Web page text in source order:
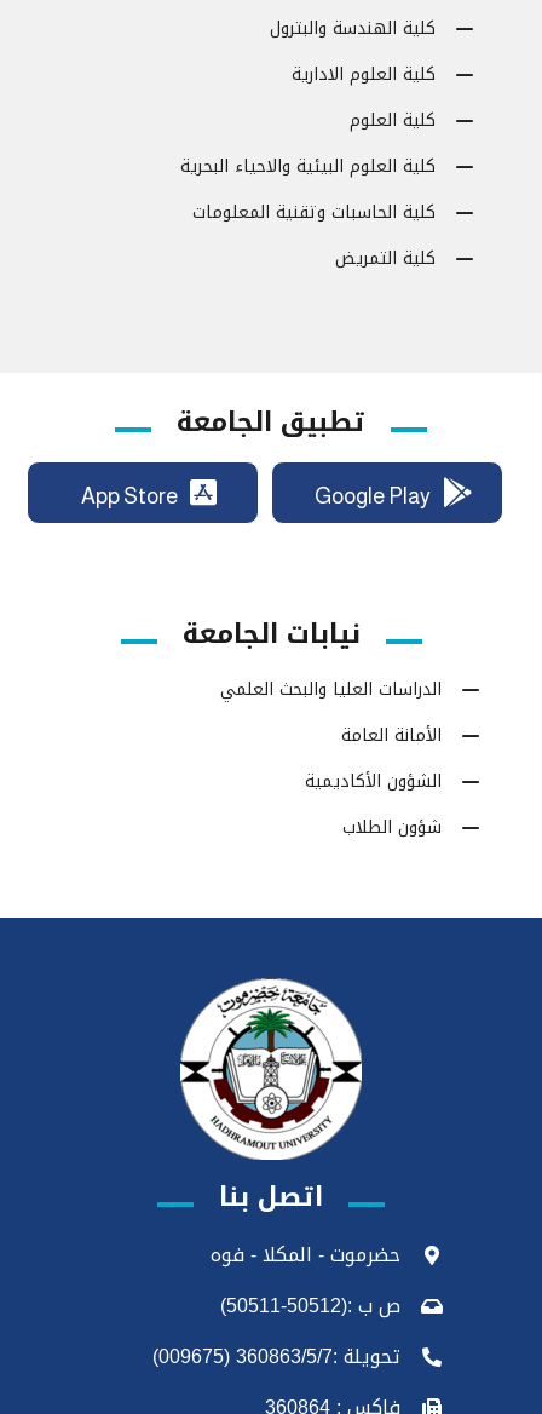
كلية الهندسة والبترول
كلية العلوم الادارية
كلية العلوم
كلية العلوم البيئية والاحياء البحرية
كلية الحاسبات وتقنية المعلومات
كلية التمريض
تطبيق الجامعة
Google Play
App Store
نيابات الجامعة
الدراسات العليا والبحث العلمي
الأمانة العامة
الشؤون الأكاديمية
شؤون الطلاب
اتصل بنا
حضرموت - المكلا - فوه
ص ب :(50512-50511)
تحويلة :360863/5/7 (009675)